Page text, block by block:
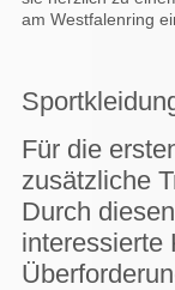
am Westfalenring
Für die
zusätzliche
Durch
interessierte